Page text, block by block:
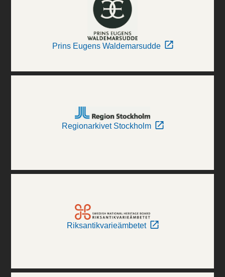
Prins Eugens Waldemarsudde
Regionarkivet Stockholm
Riksantikvarieämbetet